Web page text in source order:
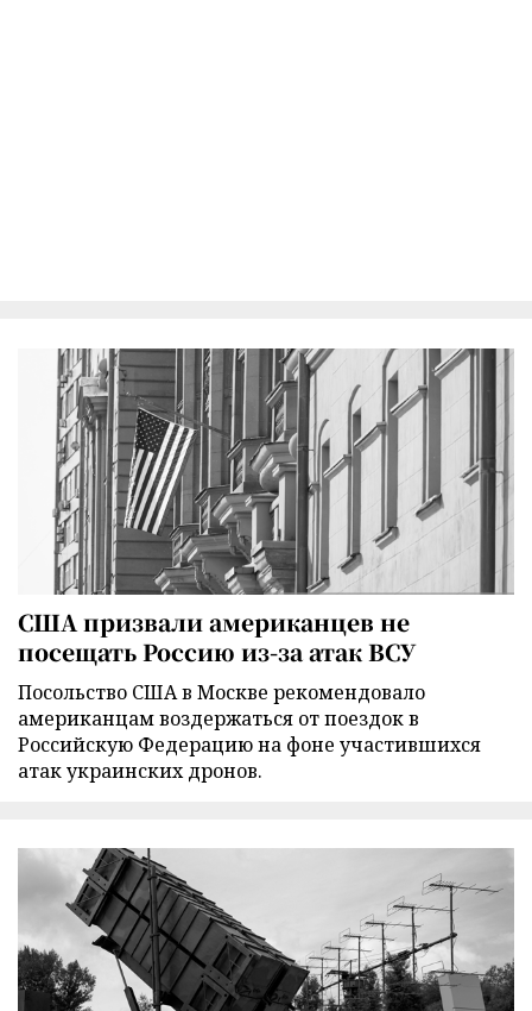
США призвали американцев не
посещать Россию из-за атак ВСУ
Посольство США в Москве рекомендовало
американцам воздержаться от поездок в
Российскую Федерацию на фоне участившихся
атак украинских дронов.